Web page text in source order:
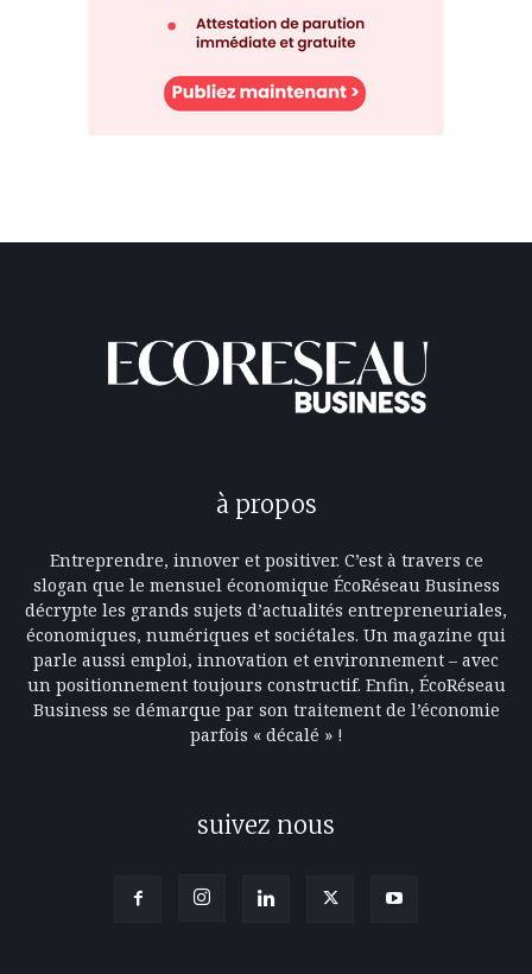
à propos
Entreprendre, innover et positiver. C’est à travers ce
slogan que le mensuel économique ÉcoRéseau Business
décrypte les grands sujets d’actualités entrepreneuriales,
économiques, numériques et sociétales. Un magazine qui
parle aussi emploi, innovation et environnement – avec
un positionnement toujours constructif. Enfin, ÉcoRéseau
Business se démarque par son traitement de l’économie
parfois « décalé » !
suivez nous